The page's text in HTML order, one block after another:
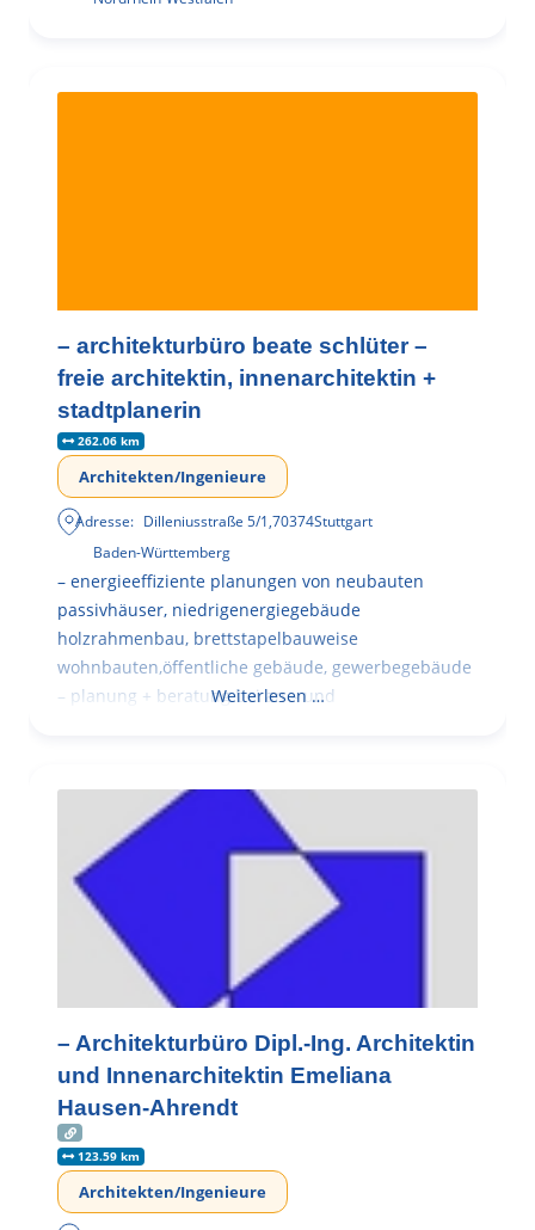
– architekturbüro beate schlüter –
freie architektin, innenarchitektin +
stadtplanerin
262.06 km
Architekten/Ingenieure
Adresse: Dilleniusstraße 5/1,70374Stuttgart
Baden-Württemberg
– energieeffiziente planungen von neubauten
passivhäuser, niedrigenergiegebäude
holzrahmenbau, brettstapelbauweise
wohnbauten,öffentliche gebäude, gewerbegebäude
– planung + beratung bei an – und
Weiterlesen …
– Architekturbüro Dipl.-Ing. Architektin
und Innenarchitektin Emeliana
Hausen-Ahrendt
123.59 km
Architekten/Ingenieure